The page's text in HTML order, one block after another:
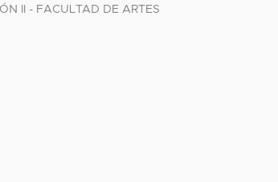
II - FACULTAD DE ARTES